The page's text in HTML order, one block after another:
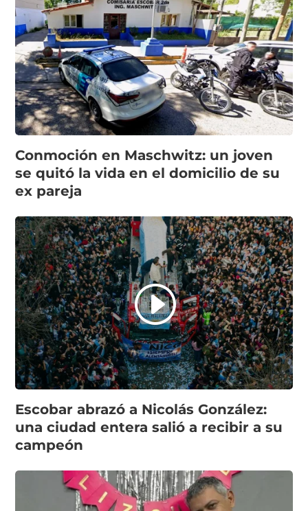
Conmoción en Maschwitz: un joven
se quitó la vida en el domicilio de su
ex pareja
Escobar abrazó a Nicolás González:
una ciudad entera salió a recibir a su
campeón